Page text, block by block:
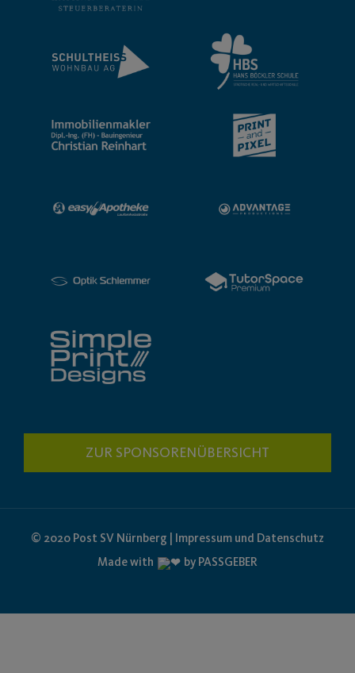
ZUR SPONSORENÜBERSICHT
© 2020 Post SV Nürnberg | Impressum und Datenschutz
Made with
by PASSGEBER